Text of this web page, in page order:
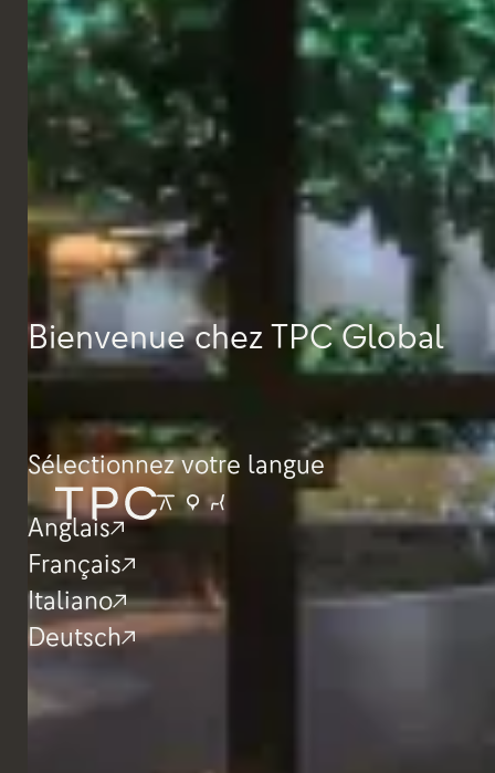
Bienvenue chez TPC Global
Sélectionnez votre langue
Anglais
Français
Italiano
Deutsch